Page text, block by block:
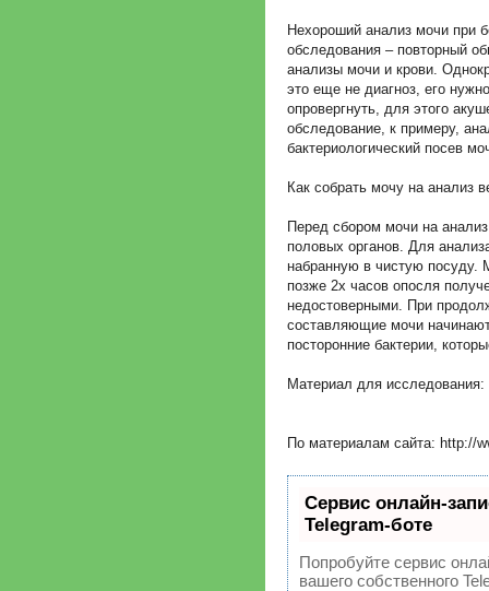
Нехороший анализ мочи при
обследования – повторный
анализы мочи и крови.
это еще не диагноз, его
опровергнуть, для этого
обследование, к примеру,
бактериологический посев
Как собрать мочу на анализ
Перед сбором мочи на
половых органов. Для
набранную в чистую посуду.
позже 2х часов опосля
недостоверными. При
составляющие мочи
посторонние бактерии,
Материал для исследования:
По материалам сайта: http://
Сервис онлайн-
Telegram-боте
Попробуйте сервис
вашего собственного